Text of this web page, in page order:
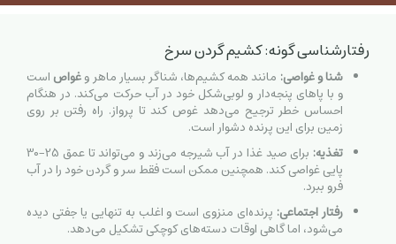
رفتارشناسی گونه: کشیم گردن سرخ
شنا و غواصی: مانند همه کشیم‌ها، شناگر بسیار ماهر وغواص است
و با پاهای پنجه‌دار و لوبی‌شکل خود در آب حرکت می‌کند. در هنگام
احساس خطر ترجیح می‌دهد غوص کند تا پرواز. راه رفتن بر روی
زمین برای این پرنده دشوار است.
تغذیه: برای صید غذا در آب شیرجه می‌زند و می‌تواند تا عمق 25
−
30
پایی غواصی کند. همچنین ممکن است فقط سر و گردن خود را در آب
فرو ببرد.
رفتار اجتماعی: پرنده‌ای منزوی است و اغلب به تنهایی یا جفتی دیده
می‌شود، اما گاهی اوقات دسته‌های کوچکی تشکیل می‌دهد.